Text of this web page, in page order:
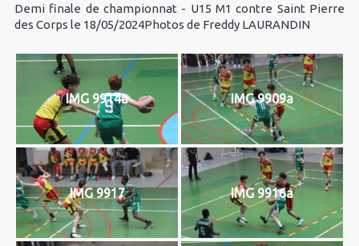
Demi finale de championnat - U15 M1 contre Saint Pierre
des Corps le 18/05/2024Photos de Freddy LAURANDIN
IMG 9914a IMG 9909a
IMG 9917 IMG 9916a